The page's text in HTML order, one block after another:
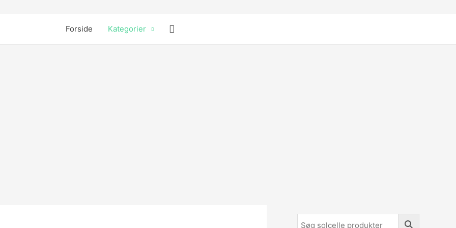
Forside Kategorier Søg